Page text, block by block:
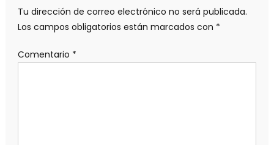
Tu dirección de correo electrónico no será publicada.
Los campos obligatorios están marcados con *
Comentario *